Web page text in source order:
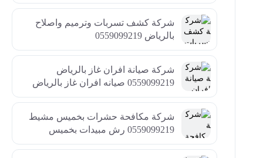
شركة كشف تسربات وترميم واصلاح
بالرياض 0559099219
شركة صيانة افران غاز بالرياض
0559099219 صيانه افران غاز بالرياض
شركة مكافحة حشرات بخميس مشيط
0559099219 رش مبيدات بخميس